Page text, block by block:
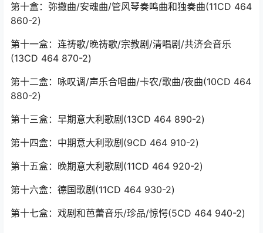
第十盒：弥撒曲/安魂曲/管风琴奏鸣曲和独奏曲(11CD 464
860-2)
第十一盒：连祷歌/晚祷歌/宗教剧/清唱剧/共济会音乐
(13CD 464 870-2)
第十二盒：咏叹调/声乐合唱曲/卡农/歌曲/夜曲(10CD 464
880-2)
第十三盒：早期意大利歌剧(13CD 464 890-2)
第十四盒：中期意大利歌剧(9CD 464 910-2)
第十五盒：晚期意大利歌剧(11CD 464 920-2)
第十六盒：德国歌剧(11CD 464 930-2)
第十七盒：戏剧和芭蕾音乐/珍品/惊愕(5CD 464 940-2)